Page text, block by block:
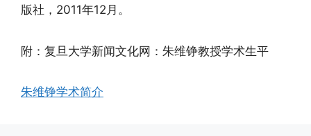
版社，2011年12月。
附：复旦大学新闻文化网：朱维铮教授学术生平
朱维铮学术简介